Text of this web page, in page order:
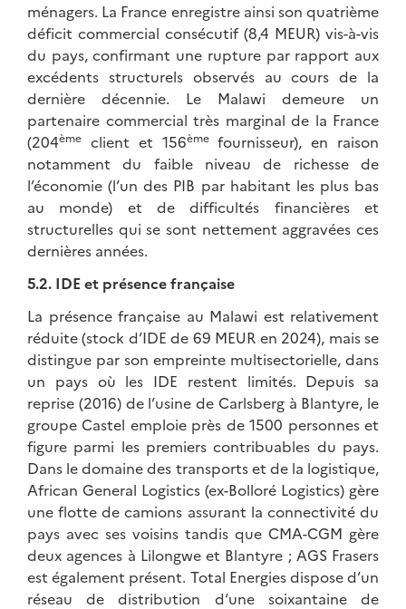
ménagers. La France enregistre ainsi son quatrième
déficit commercial consécutif (8,4 MEUR) vis-à-vis
du pays, confirmant une rupture par rapport aux
excédents structurels observés au cours de la
dernière décennie. Le Malawi demeure un
partenaire commercial très marginal de la France
(204ème client et 156èmefournisseur), en raison
notamment du faible niveau de richesse de
l’économie (l’un des PIB par habitant les plus bas
au monde) et de difficultés financières et
structurelles qui se sont nettement aggravées ces
dernières années.
5.2. IDE et présence française
La présence française au Malawi est relativement
réduite (stock d’IDE de 69 MEUR en 2024), mais se
distingue par son empreinte multisectorielle, dans
un pays où les IDE restent limités. Depuis sa
reprise (2016) de l’usine de Carlsberg à Blantyre, le
groupe Castel emploie près de 1500 personnes et
figure parmi les premiers contribuables du pays.
Dans le domaine des transports et de la logistique,
African General Logistics (ex-Bolloré Logistics) gère
une flotte de camions assurant la connectivité du
pays avec ses voisins tandis que CMA-CGM gère
deux agences à Lilongwe et Blantyre ; AGS Frasers
est également présent. Total Energies dispose d’un
réseau de distribution d‘une soixantaine de